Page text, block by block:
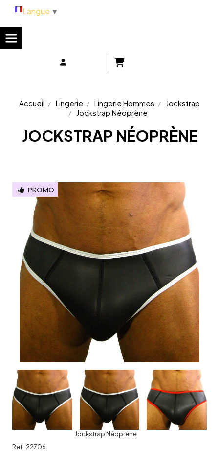
Accueil Lingerie Lingerie Hommes
Jockstrap
Jockstrap Néoprène
JOCKSTRAP NÉOPRÈNE
PROMO
Jockstrap Néoprène
Ref : 22706
Langue ▼